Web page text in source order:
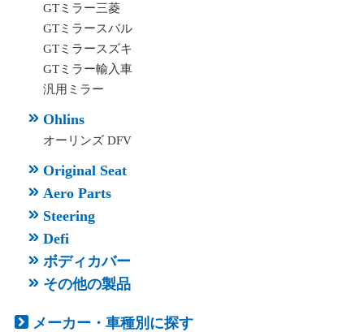
GTミラー三菱
GTミラースバル
GTミラースズキ
GTミラー輸入車
汎用ミラー
Ohlins
オーリンズ DFV
Original Seat
Aero Parts
Steering
Defi
ボディカバー
その他の製品
メーカー・車種別に探す